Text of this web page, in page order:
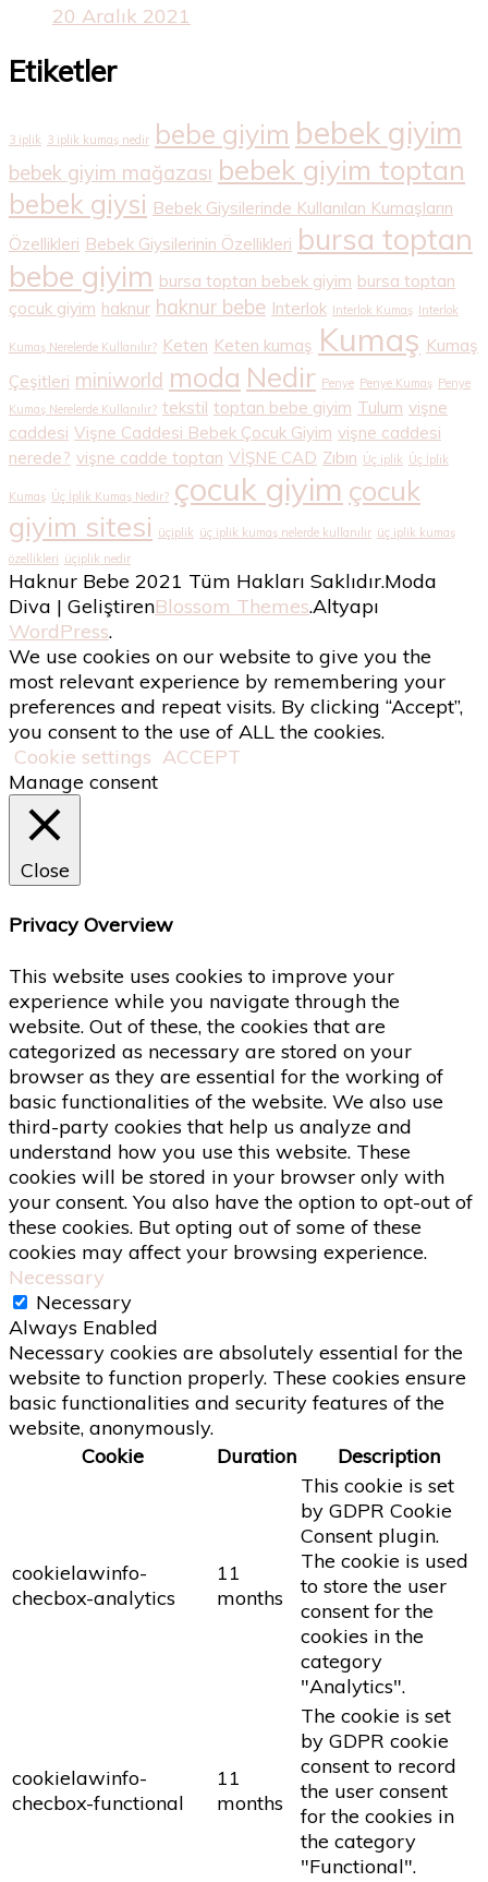
20 Aralık 2021
Etiketler
3 iplik 3 iplik kumaş nedir bebe giyim bebek giyim
bebek giyim mağazası bebek giyim toptan
bebek giysi Bebek Giysilerinde Kullanılan Kumaşların
Özellikleri Bebek Giysilerinin Özellikleri bursa toptan
bebe giyim bursa toptan bebek giyim bursa toptan
çocuk giyim haknur haknur bebe Interlok Interlok Kumaş Interlok
Kumaş Nerelerde Kullanılır? Keten Keten kumaş Kumaş Kumaş
Çeşitleri miniworld moda Nedir Penye Penye Kumaş Penye
Kumaş Nerelerde Kullanılır? tekstil toptan bebe giyim Tulum vişne
caddesi Vişne Caddesi Bebek Çocuk Giyim vişne caddesi
nerede? vişne cadde toptan VİŞNE CAD Zıbın Üç iplik Üç İplik
Kumaş Üç İplik Kumaş Nedir? çocuk giyim çocuk
giyim sitesi üçiplik üç iplik kumaş nelerde kullanılır üç iplik kumaş
özellikleri üçiplik nedir
Haknur Bebe 2021 Tüm Hakları Saklıdır.Moda
Diva | GeliştirenBlossom Themes.Altyapı
WordPress.
We use cookies on our website to give you the
most relevant experience by remembering your
preferences and repeat visits. By clicking “Accept”,
you consent to the use of ALL the cookies.
Cookie settings ACCEPT
Manage consent
Close
Privacy Overview
This website uses cookies to improve your
experience while you navigate through the
website. Out of these, the cookies that are
categorized as necessary are stored on your
browser as they are essential for the working of
basic functionalities of the website. We also use
third-party cookies that help us analyze and
understand how you use this website. These
cookies will be stored in your browser only with
your consent. You also have the option to opt-out of
these cookies. But opting out of some of these
cookies may affect your browsing experience.
Necessary
Necessary
Always Enabled
Necessary cookies are absolutely essential for the
website to function properly. These cookies ensure
basic functionalities and security features of the
website, anonymously.
Cookie
Duration Description
cookielawinfo-
checbox-analytics
11
months
This cookie is set
by GDPR Cookie
Consent plugin.
The cookie is used
to store the user
consent for the
cookies in the
category
"Analytics".
cookielawinfo-
checbox-functional
11
months
The cookie is set
by GDPR cookie
consent to record
the user consent
for the cookies in
the category
"Functional".